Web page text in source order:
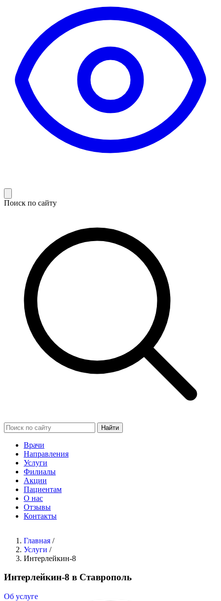
Поиск по сайту
Найти
Врачи
Направления
Услуги
Филиалы
Акции
Пациентам
О нас
Отзывы
Контакты
Главная /
Услуги /
Интерлейкин-8
Интерлейкин-8 в Ставрополь
Об услуге